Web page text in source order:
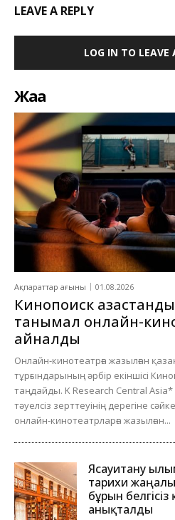
LEAVE A REPLY
LOG IN TO LEAVE
Жаңа
Ақпараттар ағыны 01.08.2026
Кинопоиск
танымал онлайн-
айналды
Онлайн-кинотеатрға жазылған
тұрғындарының әрбір екіншісі
таңдайды. K Research Central Asia*
тәуелсіз зерттеуінің дерегіне
онлайн-кинотеатрларға жазылған...
Ясауитану
тарихи
бұрын
анықталды